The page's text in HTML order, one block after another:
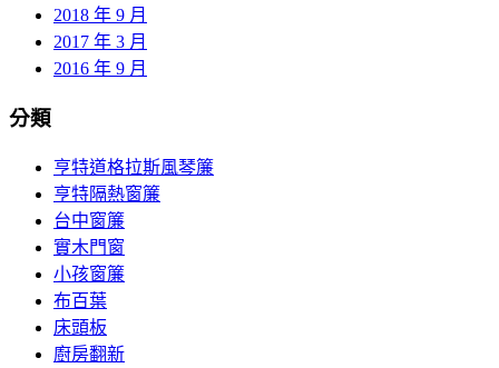
2018 年 9 月
2017 年 3 月
2016 年 9 月
分類
亨特道格拉斯風琴簾
亨特隔熱窗簾
台中窗簾
實木門窗
小孩窗簾
布百葉
床頭板
廚房翻新